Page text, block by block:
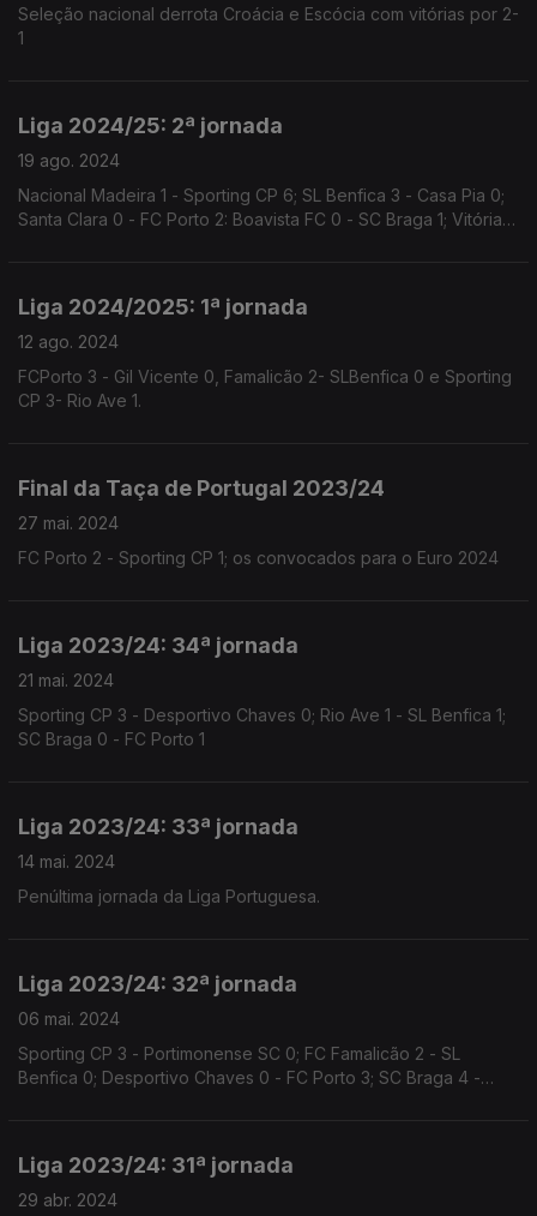
Seleção nacional derrota Croácia e Escócia com vitórias por 2-
1
Liga 2024/25: 2ª jornada
19 ago. 2024
Nacional Madeira 1 - Sporting CP 6; SL Benfica 3 - Casa Pia 0;
Santa Clara 0 - FC Porto 2: Boavista FC 0 - SC Braga 1; Vitória 1
Liga 2024/2025: 1ª jornada
12 ago. 2024
FCPorto 3 - Gil Vicente 0, Famalicão 2- SLBenfica 0 e Sporting
CP 3- Rio Ave 1.
Final da Taça de Portugal 2023/24
27 mai. 2024
FC Porto 2 - Sporting CP 1; os convocados para o Euro 2024
Liga 2023/24: 34ª jornada
21 mai. 2024
Sporting CP 3 - Desportivo Chaves 0; Rio Ave 1 - SL Benfica 1;
SC Braga 0 - FC Porto 1
Liga 2023/24: 33ª jornada
14 mai. 2024
Penúltima jornada da Liga Portuguesa.
Liga 2023/24: 32ª jornada
06 mai. 2024
Sporting CP 3 - Portimonense SC 0; FC Famalicão 2 - SL
Benfica 0; Desportivo Chaves 0 - FC Porto 3; SC Braga 4 -
Liga 2023/24: 31ª jornada
29 abr. 2024